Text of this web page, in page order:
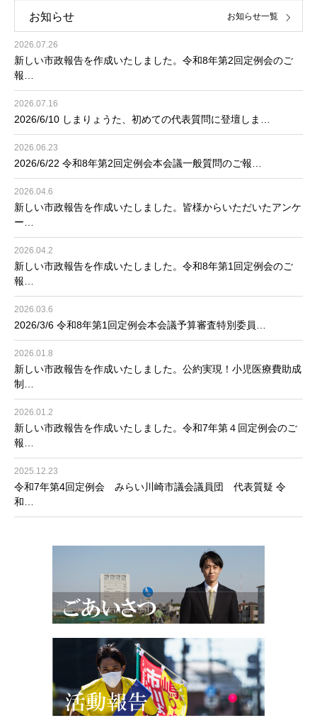
お知らせ
2026.07.26
新しい市政報告を作成いたしました。令和8年第2回定例会のご
報…
2026.07.16
2026/6/10 しまりょうた、初めての代表質問に登壇しま…
2026.06.23
2026/6/22 令和8年第2回定例会本会議一般質問のご報…
2026.04.6
新しい市政報告を作成いたしました。皆様からいただいたアンケ
ー…
2026.04.2
新しい市政報告を作成いたしました。令和8年第1回定例会のご
報…
2026.03.6
2026/3/6 令和8年第1回定例会本会議予算審査特別委員…
2026.01.8
新しい市政報告を作成いたしました。公約実現！小児医療費助成
制…
2026.01.2
新しい市政報告を作成いたしました。令和7年第４回定例会のご
報…
2025.12.23
令和7年第4回定例会 みらい川崎市議会議員団 代表質疑 令
和…
お知らせ一覧